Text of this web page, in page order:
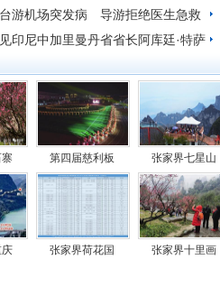
游机场突发病 导游拒绝医生急救
印尼中加里曼丹省省长阿库廷·特萨
第四届慈利板 张家界七星山
张家界荷花国 张家界十里画